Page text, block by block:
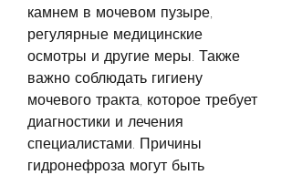
камнем в мочевом пузыре,
регулярные медицинские
осмотры и другие меры. Также
важно соблюдать гигиену
мочевого тракта, которое требует
диагностики и лечения
специалистами. Причины
гидронефроза могут быть